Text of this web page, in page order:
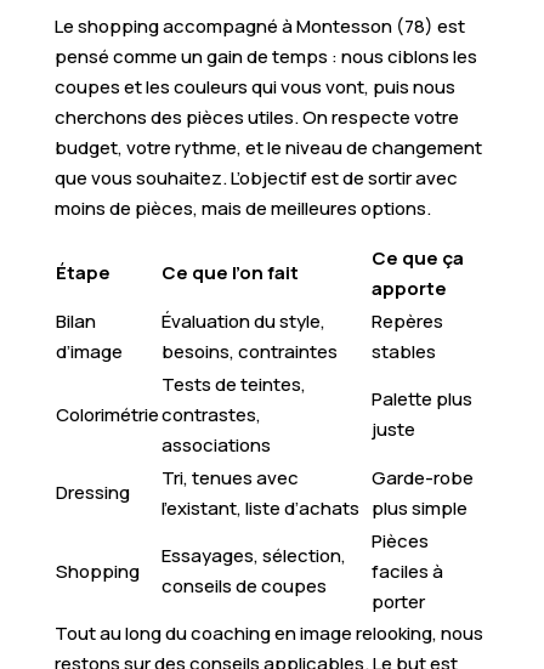
Le shopping accompagné à Montesson (78) est
pensé comme un gain de temps : nous ciblons les
coupes et les couleurs qui vous vont, puis nous
cherchons des pièces utiles. On respecte votre
budget, votre rythme, et le niveau de changement
que vous souhaitez. L’objectif est de sortir avec
moins de pièces, mais de meilleures options.
Étape Ce que l’on fait
Ce que ça
apporte
Bilan
d’image
Évaluation du style,
besoins, contraintes
Repères
stables
Colorimétrie
Tests de teintes,
contrastes,
associations
Palette plus
juste
Dressing
Tri, tenues avec
l’existant, liste d’achats
Garde-robe
plus simple
Shopping
Essayages, sélection,
conseils de coupes
Pièces
faciles à
porter
Tout au long du coaching en image relooking, nous
restons sur des conseils applicables. Le but est